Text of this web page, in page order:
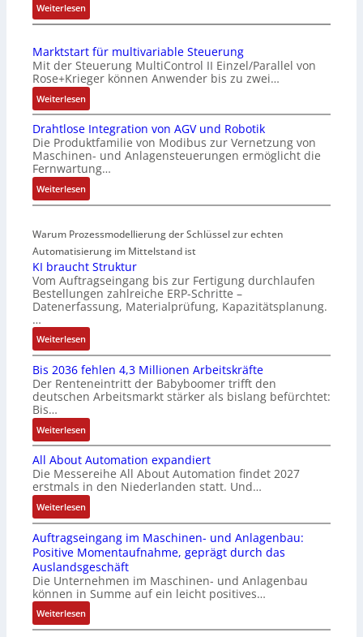
e
S
n
s
o
r
-
n
t
e
g
r
t
i
o
n
i
F
a
n
u
c
C
-
S
y
t
e
m
e
Weiterlesen:
I
C
6
2
4
4
3
-
Z
e
r
t
f
i
z
i
e
u
n
b
e
ä
t
i
g
R
e
i
f
e
g
a
Marktstart für multivariable Steuerung
Mit der Steuerung MultiControl II Einzel/Parallel von
Rose+Krieger können Anwender bis zu zwei…
Weiterlesen:
M
a
r
k
t
s
t
r
t
f
ü
r
m
u
l
t
i
v
r
i
b
l
e
S
e
u
e
r
u
n
Drahtlose Integration von AGV und Robotik
Die Produktfamilie von Modibus zur Vernetzung von
Maschinen- und Anlagensteuerungen ermöglicht die
Fernwartung…
Weiterlesen:
D
a
h
t
l
o
s
e
I
n
t
e
g
r
a
t
i
o
n
v
o
n
A
G
V
u
n
Warum Prozessmodellierung der Schlüssel zur echten
Automatisierung im Mittelstand ist
KI braucht Struktur
Vom Auftragseingang bis zur Fertigung durchlaufen
Bestellungen zahlreiche ERP-Schritte –
Datenerfassung, Materialprüfung, Kapazitätsplanung.
…
Weiterlesen:
K
I
b
r
a
u
c
h
t
S
t
r
u
k
t
u
r
Bis 2036 fehlen 4,3 Millionen Arbeitskräfte
Der Renteneintritt der Babyboomer trifft den
deutschen Arbeitsmarkt stärker als bislang befürchtet:
Bis…
Weiterlesen:
B
i
s
2
0
3
6
f
e
h
l
e
n
All About Automation expandiert
Die Messereihe All About Automation findet 2027
erstmals in den Niederlanden statt. Und…
Weiterlesen:
A
l
l
A
b
o
u
t
Auftragseingang im Maschinen- und Anlagenbau:
Positive Momentaufnahme, geprägt durch das
Auslandsgeschäft
Die Unternehmen im Maschinen- und Anlagenbau
können in Summe auf ein leicht positives…
Weiterlesen:
A